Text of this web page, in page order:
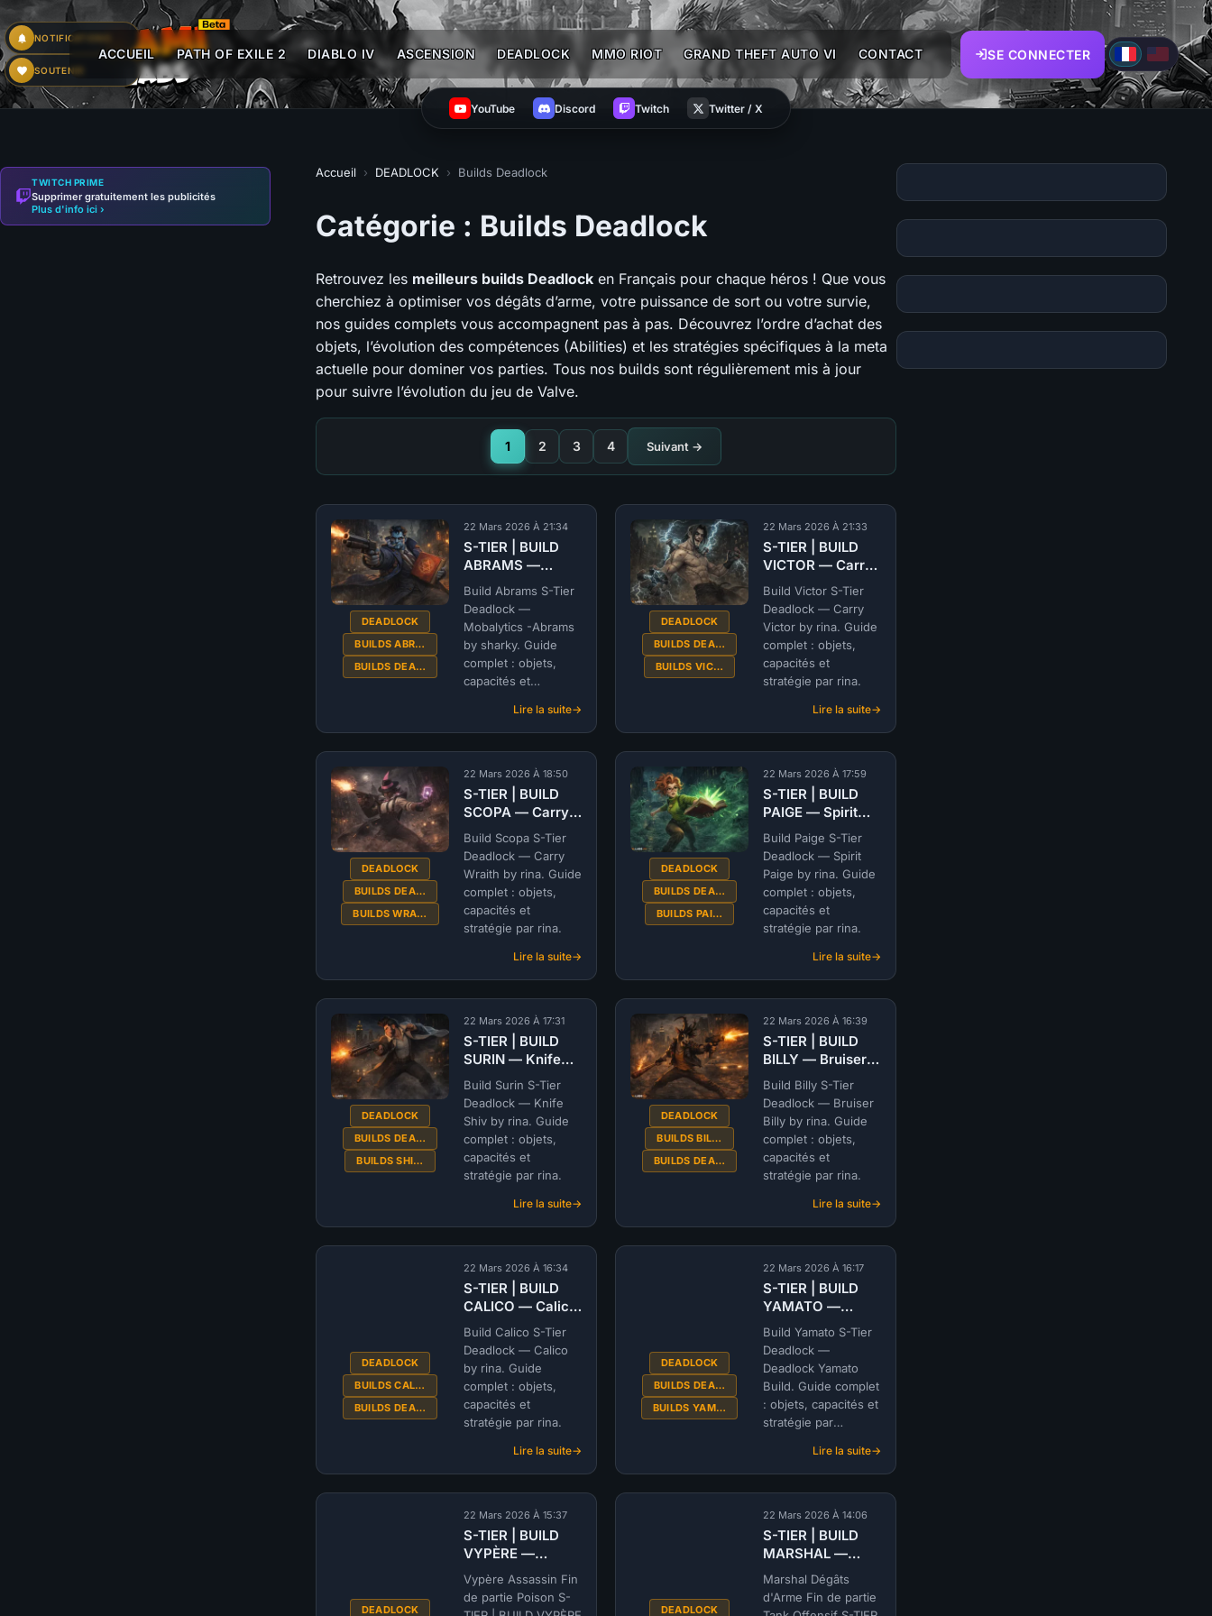
NOTIFICATIONS
SOUTENIR
ACCUEIL PATH OF EXILE 2 DIABLO IV ASCENSION DEADLOCK MMO RIOT GRAND THEFT AUTO VI CONTACT SE CONNECTER
YouTube Discord Twitch Twitter / X
Accueil › DEADLOCK › Builds Deadlock
Catégorie : Builds Deadlock
Retrouvez les meilleurs builds Deadlock en Français pour chaque héros ! Que vous
cherchiez à optimiser vos dégâts d’arme, votre puissance de sort ou votre survie,
nos guides complets vous accompagnent pas à pas. Découvrez l’ordre d’achat des
objets, l’évolution des compétences (Abilities) et les stratégies spécifiques à la meta
actuelle pour dominer vos parties. Tous nos builds sont régulièrement mis à jour
pour suivre l’évolution du jeu de Valve.
1 2 3 4 Suivant →
DEADLOCK
BUILDS ABR…
BUILDS DEA…
22 Mars 2026 À 21:34
S-TIER | BUILD
ABRAMS —
Mobalytics -
Abrams by
sharky (@sharky)
| DEADLOCK
Build Abrams S-Tier
Deadlock —
Mobalytics -Abrams
by sharky. Guide
complet : objets,
capacités et
Lire la suite
:
S-
TIER
|
BUILD
ABRAMS
Mobalytics
-
Abrams
by
sharky
(@sharky)
DEADLOCK
DEADLOCK
BUILDS DEA…
BUILDS VIC…
22 Mars 2026 À 21:33
S-TIER | BUILD
VICTOR — Carry
Victor by rina
(@rina) |
DEADLOCK
Build Victor S-Tier
Deadlock — Carry
Victor by rina. Guide
complet : objets,
capacités et
stratégie par rina.
Lire la suite
:
S-
TIER
|
BUILD
VICTOR
Carry
Victor
by
rina
(@rina)
DEADLOCK
DEADLOCK
BUILDS DEA…
BUILDS WRA…
22 Mars 2026 À 18:50
S-TIER | BUILD
SCOPA — Carry
Wraith by rina
(@rina) |
DEADLOCK
Build Scopa S-Tier
Deadlock — Carry
Wraith by rina. Guide
complet : objets,
capacités et
stratégie par rina.
Lire la suite
:
S-
TIER
|
BUILD
SCOPA
Carry
Wraith
by
rina
(@rina)
DEADLOCK
DEADLOCK
BUILDS DEA…
BUILDS PAI…
22 Mars 2026 À 17:59
S-TIER | BUILD
PAIGE — Spirit
Paige by rina
(@rina) |
DEADLOCK
Build Paige S-Tier
Deadlock — Spirit
Paige by rina. Guide
complet : objets,
capacités et
stratégie par rina.
Lire la suite
:
S-
TIER
|
BUILD
PAIGE
—
Spirit
Paige
by
rina
(@rina)
DEADLOCK
DEADLOCK
BUILDS DEA…
BUILDS SHI…
22 Mars 2026 À 17:31
S-TIER | BUILD
SURIN — Knife
Shiv by rina
(@rina) |
DEADLOCK
Build Surin S-Tier
Deadlock — Knife
Shiv by rina. Guide
complet : objets,
capacités et
stratégie par rina.
Lire la suite
:
S-
TIER
|
BUILD
SURIN
—
Knife
Shiv
by
rina
(@rina)
DEADLOCK
DEADLOCK
BUILDS BIL…
BUILDS DEA…
22 Mars 2026 À 16:39
S-TIER | BUILD
BILLY — Bruiser
Billy by rina
(@rina) |
DEADLOCK
Build Billy S-Tier
Deadlock — Bruiser
Billy by rina. Guide
complet : objets,
capacités et
stratégie par rina.
Lire la suite
:
S-
TIER
|
BUILD
BILLY
—
Bruiser
Billy
by
rina
(@rina)
DEADLOCK
DEADLOCK
BUILDS CAL…
BUILDS DEA…
22 Mars 2026 À 16:34
S-TIER | BUILD
CALICO — Calico
by rina (@rina) |
DEADLOCK
Build Calico S-Tier
Deadlock — Calico
by rina. Guide
complet : objets,
capacités et
stratégie par rina.
Lire la suite
:
S-
TIER
|
BUILD
CALICO
—
Calico
by
rina
DEADLOCK
BUILDS DEA…
BUILDS YAM…
22 Mars 2026 À 16:17
S-TIER | BUILD
YAMATO —
Deadlock Yamato
Build
(@Hydration) |
DEADLOCK
Build Yamato S-Tier
Deadlock —
Deadlock Yamato
Build. Guide complet
: objets, capacités et
stratégie par
Lire la suite
:
S-
TIER
|
BUILD
YAMATO
—
Deadlock
Yamato
Build
DEADLOCK
22 Mars 2026 À 15:37
S-TIER | BUILD
VYPÈRE —
Deadlock Vyper
Build (@Rina) |
DEADLOCK
Vypère Assassin Fin
de partie Poison S-
DEADLOCK
22 Mars 2026 À 14:06
S-TIER | BUILD
MARSHAL —
Deadlock Warden
Build
(@Hydration) |
Marshal Dégâts
d'Arme Fin de partie
TWITCH PRIME
Supprimer gratuitement les publicités
Plus d'info ici ›